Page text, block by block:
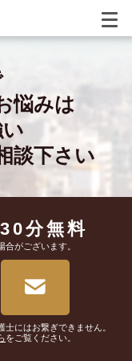
悩みは
談下さい
30分無料
がございます。
にはお繋ぎできません。
をご覧ください。